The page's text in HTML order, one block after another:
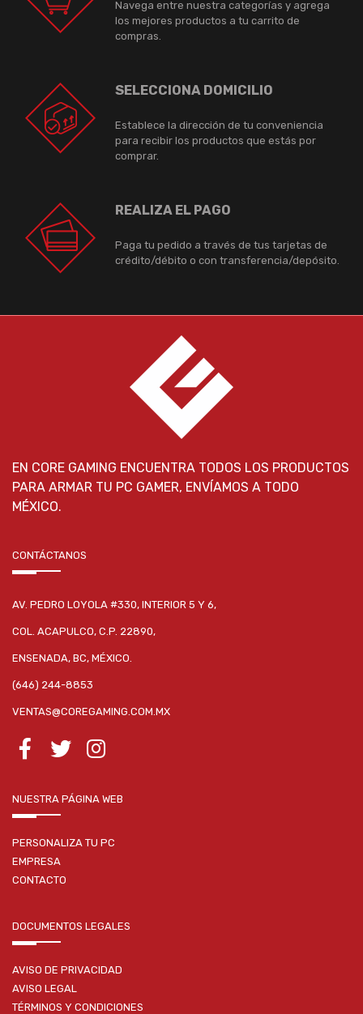
Navega entre nuestra categorías y agrega
los mejores productos a tu carrito de
compras.
SELECCIONA DOMICILIO
Establece la dirección de tu conveniencia
para recibir los productos que estás por
comprar.
REALIZA EL PAGO
Paga tu pedido a través de tus tarjetas de
crédito/débito o con transferencia/depósito.
EN CORE GAMING ENCUENTRA TODOS LOS PRODUCTOS
PARA ARMAR TU PC GAMER, ENVÍAMOS A TODO
MÉXICO.
CONTÁCTANOS
AV. PEDRO LOYOLA #330, INTERIOR 5 Y 6,
COL. ACAPULCO, C.P. 22890,
ENSENADA, BC, MÉXICO.
(646) 244-8853
VENTAS@COREGAMING.COM.MX
NUESTRA PÁGINA WEB
PERSONALIZA TU PC
EMPRESA
CONTACTO
DOCUMENTOS LEGALES
AVISO DE PRIVACIDAD
AVISO LEGAL
TÉRMINOS Y CONDICIONES